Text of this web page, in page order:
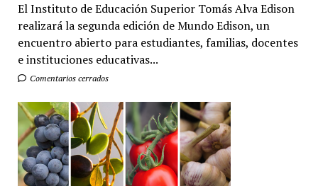
El Instituto de Educación Superior Tomás Alva Edison
realizará la segunda edición de Mundo Edison, un
encuentro abierto para estudiantes, familias, docentes
e instituciones educativas...
Comentarios cerrados